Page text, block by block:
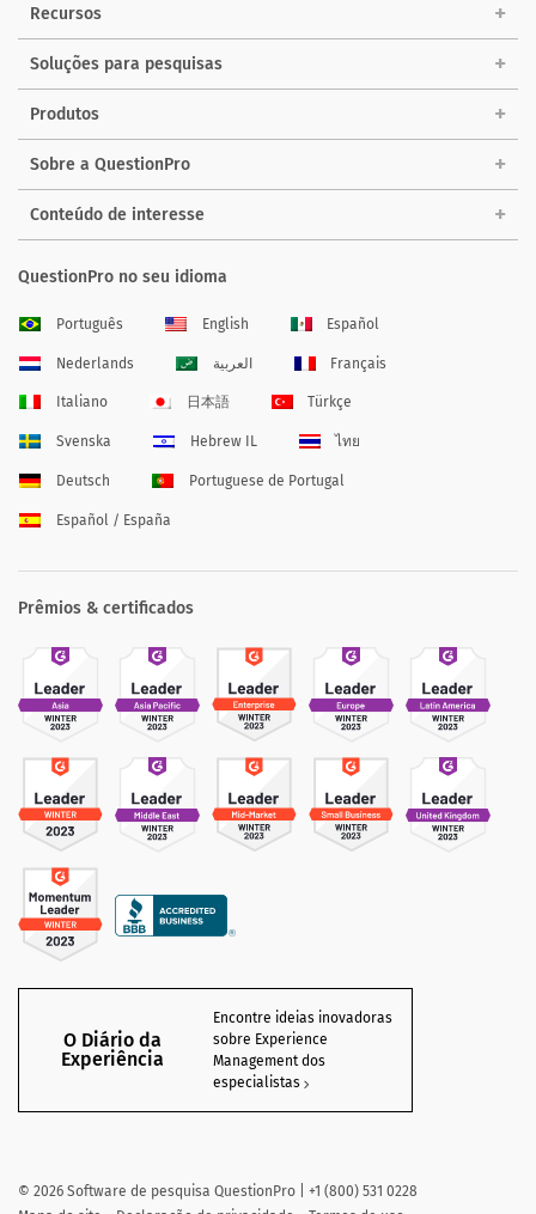
Recursos
Soluções para pesquisas
Produtos
Sobre a QuestionPro
Conteúdo de interesse
QuestionPro no seu idioma
Português English Español
Nederlands العربية Français
Italiano 日本語 Türkçe
Svenska Hebrew IL ไทย
Deutsch Portuguese de Portugal
Español / España
Prêmios & certificados
O Diário da
Experiência
Encontre ideias inovadoras
sobre Experience
Management dos
especialistas
© 2026 Software de pesquisa QuestionPro | +1 (800) 531 0228